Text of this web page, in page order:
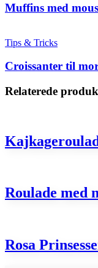
Muffins med
Tips & Tricks
Croissanter til
Relaterede
Roulade med
Rosa